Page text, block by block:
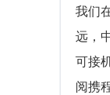
我们
远，
可接
阅携